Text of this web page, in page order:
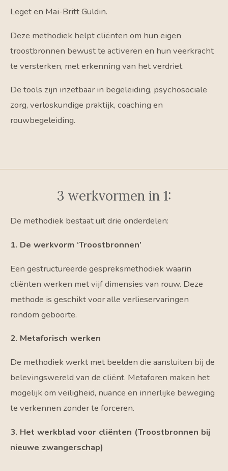
Legeten Mai-Britt Guldin.
Deze methodiek helpt cliënten om hun eigen
troostbronnen bewust te activeren en hun veerkracht
te versterken, met erkenning van het verdriet.
De tools zijn inzetbaar in begeleiding, psychosociale
zorg, verloskundige praktijk, coaching en
rouwbegeleiding.
3 werkvormen in 1:
De methodiek bestaat uit drie onderdelen:
1. De werkvorm ‘Troostbronnen’
Een gestructureerde gespreksmethodiek waarin
cliënten werken met vijf dimensies van rouw. Deze
methode is geschikt voor alle verlieservaringen
rondom geboorte.
2. Metaforisch werken
De methodiek werkt met beelden die aansluiten bij de
belevingswereld van de cliënt. Metaforen maken het
mogelijk om veiligheid, nuance en innerlijke beweging
te verkennen zonder te forceren.
3. Het werkblad voor cliënten (Troostbronnen bij
nieuwe zwangerschap)